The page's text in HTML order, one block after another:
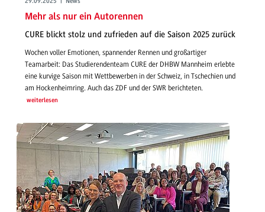
29.09.2025 | News
Mehr als nur ein Autorennen
CURE blickt stolz und zufrieden auf die Saison 2025 zurück
Wochen voller Emotionen, spannender Rennen und großartiger
Teamarbeit: Das Studierendenteam CURE der DHBW Mannheim erlebte
eine kurvige Saison mit Wettbewerben in der Schweiz, in Tschechien und
am Hockenheimring. Auch das ZDF und der SWR berichteten.
weiterlesen